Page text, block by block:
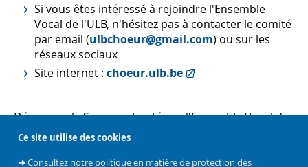
Ce site utilise des cookies
➜Consultez notre politique en matière de protection des
Si vous êtes intéressé à rejoindre l'Ensemble
Vocal de l'ULB, n'hésitez pas à contacter le comité
par email (ulbchoeur@gmail.com) ou sur les
réseaux sociaux
Site internet : choeur.ulb.be
Découvrez le Semeur chanté par l'Ensemble Vocal de
l'ULB en cliquant ci-dessous :
00:00